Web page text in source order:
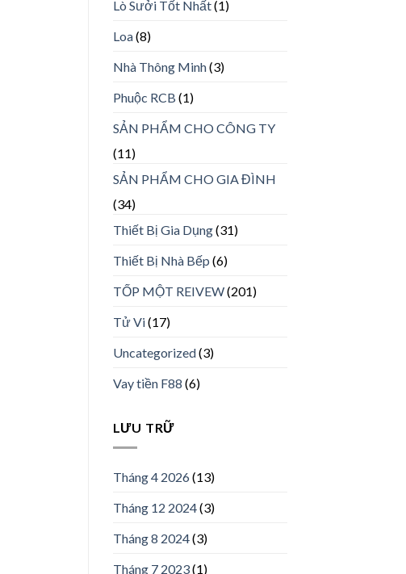
Lò Sưởi Tốt Nhất(1)
Loa(8)
Nhà Thông Minh(3)
Phuộc RCB (1)
SẢN PHẨM CHO CÔNG TY
(11)
SẢN PHẨM CHO GIA ĐÌNH
(34)
Thiết Bị Gia Dụng(31)
Thiết Bị Nhà Bếp (6)
TỐP MỘT REIVEW(201)
Tử Vi(17)
Uncategorized(3)
Vay tiền F88 (6)
LƯU TRỮ
Tháng 4 2026(13)
Tháng 12 2024(3)
Tháng 8 2024(3)
Tháng 7 2023(1)